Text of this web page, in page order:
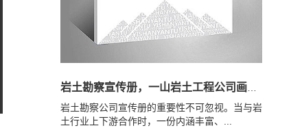
岩土勘察宣传册，一山岩土工程公司画册设
岩土勘察公司宣传册的重要性不可忽视。当与岩
土行业上下游合作时，一份内涵丰富、...